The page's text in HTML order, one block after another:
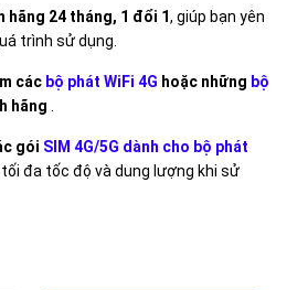
hãng 24 tháng, 1 đổi 1, giúp bạn yên
trình sử dụng.
các bộ phát WiFi 4G hoặc những bộ
hãng
gói SIM 4G/5G dành cho bộ phát
đa tốc độ và dung lượng khi sử